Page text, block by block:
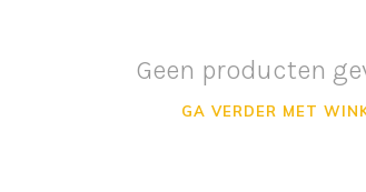
Geen producten
GA VERDER MET